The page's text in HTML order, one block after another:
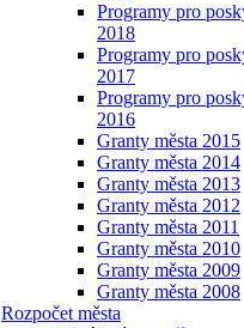
Programy pro
2018
Programy pro
2017
Programy pro
2016
Granty města 2015
Granty města 2014
Granty města 2013
Granty města 2012
Granty města 2011
Granty města 2010
Granty města 2009
Granty města 2008
Rozpočet města